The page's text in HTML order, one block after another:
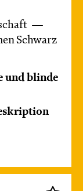
Schwarz
und blinde